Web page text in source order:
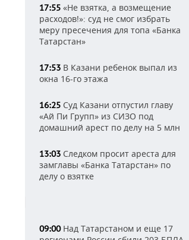
17:55 «Не взятка, а возмещение
расходов!»: суд не смог избрать
меру пресечения для топа «Банка
Татарстан»
17:53 В Казани ребенок выпал из
окна 16-го этажа
16:25 Суд Казани отпустил главу
«Ай Пи Групп» из СИЗО под
домашний арест по делу на 5 млн
13:03 Следком просит ареста для
замглавы «Банка Татарстан» по
делу о взятке
09:00Над Татарстаном и еще 17